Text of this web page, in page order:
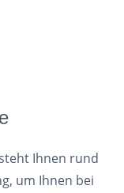
Ihnen rund
um Ihnen bei